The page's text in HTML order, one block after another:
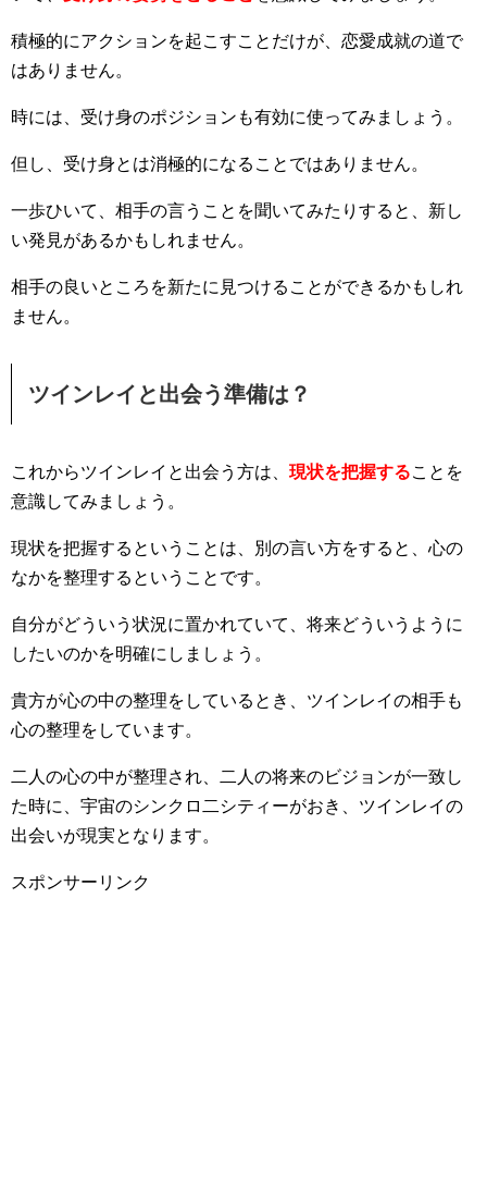
積極的にアクションを起こすことだけが、恋愛成就の道で
はありません。
時には、受け身のポジションも有効に使ってみましょう。
但し、受け身とは消極的になることではありません。
一歩ひいて、相手の言うことを聞いてみたりすると、新し
い発見があるかもしれません。
相手の良いところを新たに見つけることができるかもしれ
ません。
ツインレイと出会う準備は？
これからツインレイと出会う方は、 現状を把握することを
意識してみましょう。
現状を把握するということは、別の言い方をすると、心の
なかを整理するということです。
自分がどういう状況に置かれていて、将来どういうように
したいのかを明確にしましょう。
貴方が心の中の整理をしているとき、ツインレイの相手も
心の整理をしています。
二人の心の中が整理され、二人の将来のビジョンが一致し
た時に、宇宙のシンクロ二シティーがおき、ツインレイの
出会いが現実となります。
スポンサーリンク